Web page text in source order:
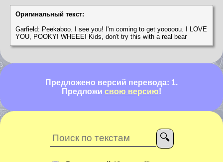
Оригинальный текст:
Garfield: Peekaboo. I see you! I'm coming to get yooooou. I LOVE
YOU, POOKY! WHEEE! Kids, don't try this with a real bear
Предложено версий перевода: 1.
Предложи свою версию!